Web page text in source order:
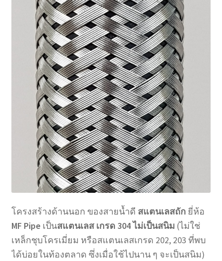
โครงสร้างด้านนอก ของสายน้ำดี สแตนเลสถักยี่ห้อ
MF Pipe เป็นสแตนเลส เกรด 304ไม่เป็นสนิม (ไม่ใช่
เหล็กชุบโครเมี่ยม หรือสแตนเลสเกรด 202, 203 ที่พบ
ได้บ่อยในท้องตลาด ซึ่งเมื่อใช้ไปนาน ๆ จะเป็นสนิม)